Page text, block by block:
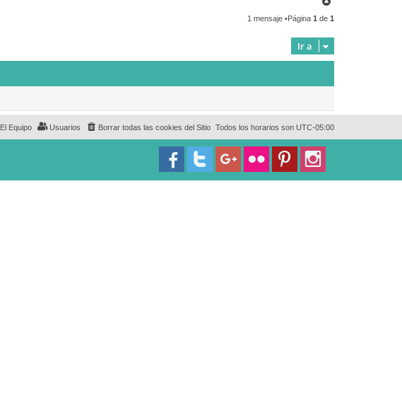
r
b
1 mensaje •Página 1 de 1
Ir a
Todos los horarios son UTC-05:00
Borrar todas las cookies del Sitio
Usuarios
El Equipo